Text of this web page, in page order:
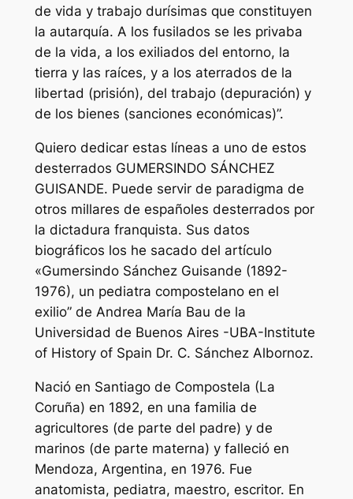
de vida y trabajo durísimas que constituyen
la autarquía. A los fusilados se les privaba
de la vida, a los exiliados del entorno, la
tierra y las raíces, y a los aterrados de la
libertad (prisión), del trabajo (depuración) y
de los bienes (sanciones económicas)”.
Quiero dedicar estas líneas a uno de estos
desterrados GUMERSINDO SÁNCHEZ
GUISANDE. Puede servir de paradigma de
otros millares de españoles desterrados por
la dictadura franquista. Sus datos
biográficos los he sacado del artículo
«Gumersindo Sánchez Guisande (1892-
1976), un pediatra compostelano en el
exilio” de Andrea María Bau de la
Universidad de Buenos Aires -UBA-Institute
of History of Spain Dr. C. Sánchez Albornoz.
Nació en Santiago de Compostela (La
Coruña) en 1892, en una familia de
agricultores (de parte del padre) y de
marinos (de parte materna) y falleció en
Mendoza, Argentina, en 1976. Fue
anatomista, pediatra, maestro, escritor. En